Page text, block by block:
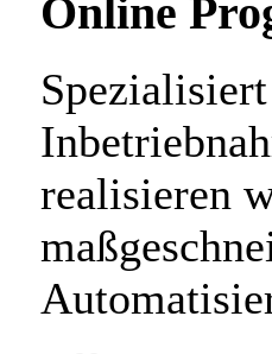
Online
realisieren